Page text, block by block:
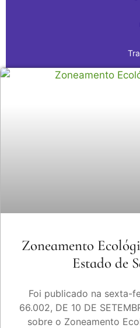
Zoneamento
Estado de
Foi publicado na sexta-
66.002, DE 10 DE
sobre o Zoneamento